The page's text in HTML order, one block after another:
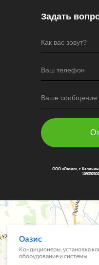
Как вас зовут?
Ваш телефон
Ваше сообщение
Задать
ООО «Оазис», г.